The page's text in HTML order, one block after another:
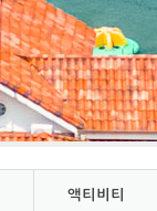
액티비티